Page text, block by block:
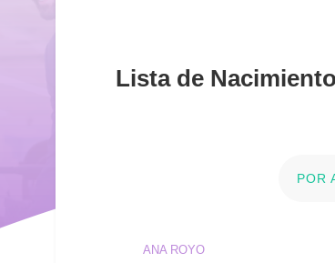
Lista de
POR
ANA ROYO